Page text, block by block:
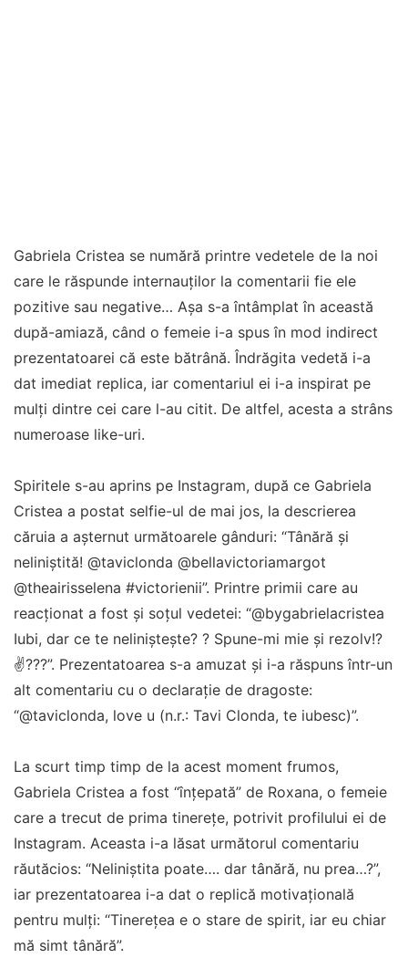
Gabriela Cristea se numără printre vedetele de la noi
care le răspunde internauților la comentarii fie ele
pozitive sau negative… Așa s-a întâmplat în această
după-amiază, când o femeie i-a spus în mod indirect
prezentatoarei că este bătrână. Îndrăgita vedetă i-a
dat imediat replica, iar comentariul ei i-a inspirat pe
mulți dintre cei care l-au citit. De altfel, acesta a strâns
numeroase like-uri.
Spiritele s-au aprins pe Instagram, după ce Gabriela
Cristea a postat selfie-ul de mai jos, la descrierea
căruia a așternut următoarele gânduri: “Tânără și
neliniștită! @taviclonda @bellavictoriamargot
@theairisselena #victorienii”. Printre primii care au
reacționat a fost și soțul vedetei: “@bygabrielacristea
Iubi, dar ce te neliniștește? ? Spune-mi mie și rezolv!?
✌???”. Prezentatoarea s-a amuzat și i-a răspuns într-un
alt comentariu cu o declarație de dragoste:
“@taviclonda, love u (n.r.: Tavi Clonda, te iubesc)”.
La scurt timp timp de la acest moment frumos,
Gabriela Cristea a fost “înțepată” de Roxana, o femeie
care a trecut de prima tinerețe, potrivit profilului ei de
Instagram. Aceasta i-a lăsat următorul comentariu
răutăcios: “Neliniștita poate…. dar tânără, nu prea…?”,
iar prezentatoarea i-a dat o replică motivațională
pentru mulți: “Tinerețea e o stare de spirit, iar eu chiar
mă simt tânără”.